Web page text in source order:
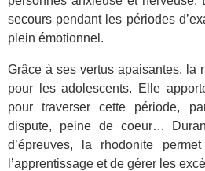
secours pendant les périodes
plein émotionnel.
Grâce à ses vertus apaisantes, la
pour les adolescents. Elle
pour traverser cette période,
dispute, peine de coeur…
d’épreuves, la rhodonite
l’apprentissage et de gérer les